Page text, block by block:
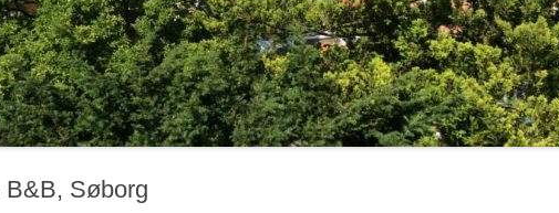
B&B, Søborg